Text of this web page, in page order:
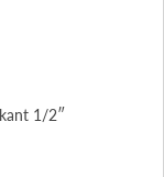
1/2″